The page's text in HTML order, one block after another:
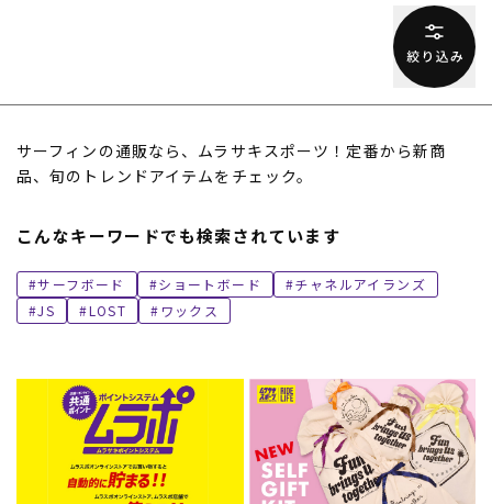
サーフィンの通販なら、ムラサキスポーツ！定番から新商
品、旬のトレンドアイテムをチェック。
こんなキーワードでも検索されています
サーフボード ショートボード
チャネルアイランズ
JS
LOST ワックス